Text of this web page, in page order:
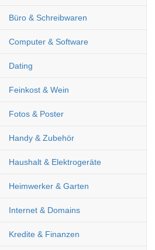
Büro & Schreibwaren
Computer & Software
Dating
Feinkost & Wein
Fotos & Poster
Handy & Zubehör
Haushalt & Elektrogeräte
Heimwerker & Garten
Internet & Domains
Kredite & Finanzen